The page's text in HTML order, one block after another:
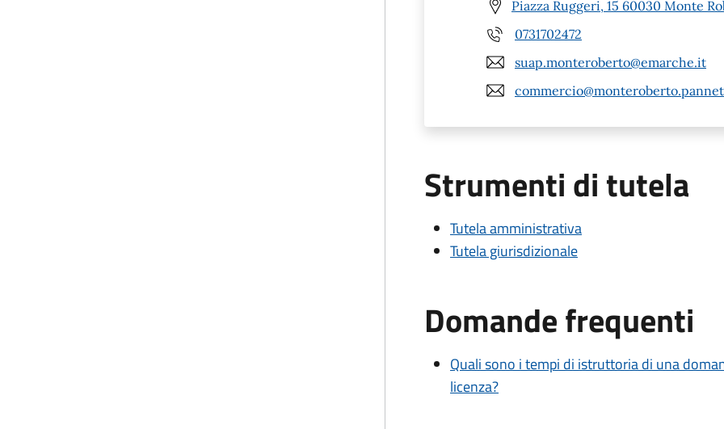
Piazza Ruggeri, 15 60030 Monte
0731702472
suap.monteroberto@emarche.it
Strumenti di tutela
Tutela amministrativa
Tutela giurisdizionale
Domande frequenti
Quali sono i tempi di istruttoria di una
licenza?